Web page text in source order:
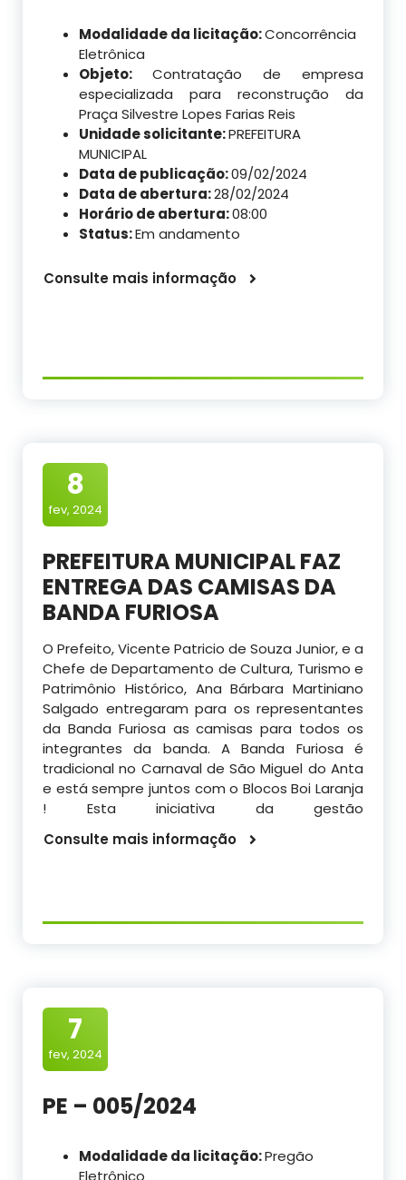
Modalidade da licitação:Concorrência
Eletrônica
Objeto: Contratação de empresa
especializada para reconstrução da
Praça Silvestre Lopes Farias Reis
Unidade solicitante:PREFEITURA
MUNICIPAL
Data de publicação:09/02/2024
Data de abertura:28/02/2024
Horário de abertura:08:00
Status:Em andamento
Consulte mais informação
8
fev, 2024
PREFEITURA MUNICIPAL FAZ
ENTREGA DAS CAMISAS DA
BANDA FURIOSA
O Prefeito, Vicente Patricio de Souza Junior, e a
Chefe de Departamento de Cultura, Turismo e
Patrimônio Histórico, Ana Bárbara Martiniano
Salgado entregaram para os representantes
da Banda Furiosa as camisas para todos os
integrantes da banda. A Banda Furiosa é
tradicional no Carnaval de São Miguel do Anta
e está sempre juntos com o Blocos Boi Laranja
! Esta iniciativa da gestão
Consulte mais informação
7
fev, 2024
PE – 005/2024
Modalidade da licitação:Pregão
Eletrônico